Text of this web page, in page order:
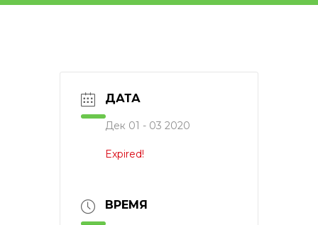
ДАТА
Дек 01 - 03 2020
Expired!
ВРЕМЯ